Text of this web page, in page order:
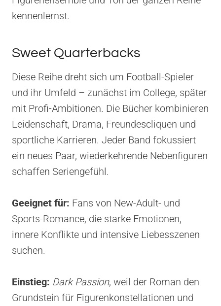
kennenlernst.
Sweet Quarterbacks
Diese Reihe dreht sich um Football-Spieler
und ihr Umfeld – zunächst im College, später
mit Profi-Ambitionen. Die Bücher kombinieren
Leidenschaft, Drama, Freundescliquen und
sportliche Karrieren. Jeder Band fokussiert
ein neues Paar, wiederkehrende Nebenfiguren
schaffen Seriengefühl.
Geeignet für: Fans von New-Adult- und
Sports-Romance, die starke Emotionen,
innere Konflikte und intensive Liebesszenen
suchen.
Einstieg: Dark Passion, weil der Roman den
Grundstein für Figurenkonstellationen und